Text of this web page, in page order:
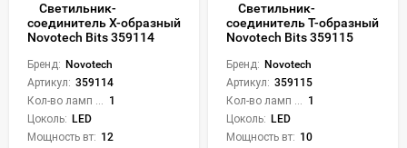
Светильник-
соединитель Х-образный
Novotech Bits 359114
Бренд: Novotech
Артикул: 359114
Кол-во ламп или LED: 1
Цоколь: LED
Мощность вт: 12
Светильник-
соединитель Т-образный
Novotech Bits 359115
Бренд: Novotech
Артикул: 359115
Кол-во ламп или LED: 1
Цоколь: LED
Мощность вт: 10